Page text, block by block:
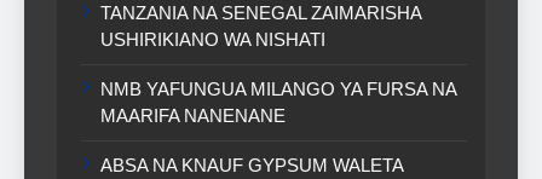
TANZANIA NA SENEGAL ZAIMARISHA
USHIRIKIANO WA NISHATI
NMB YAFUNGUA MILANGO YA FURSA NA
MAARIFA NANENANE
ABSA NA KNAUF GYPSUM WALETA